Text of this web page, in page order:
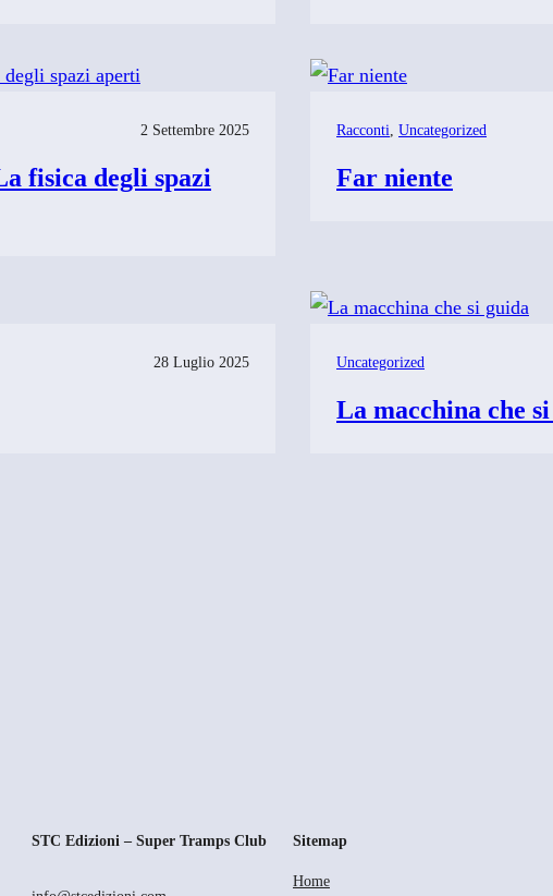
2 Settembre 2025
fisica degli spazi
Racconti, Uncategorized
Far niente
28 Luglio 2025 Uncategorized
La macchina che
STC Edizioni – Super Tramps Club Sitemap
Home